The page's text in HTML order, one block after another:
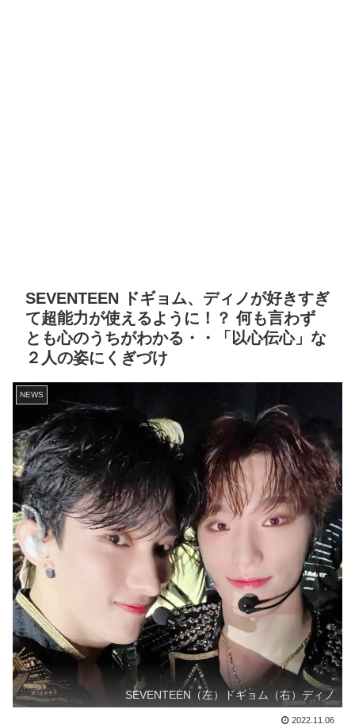
SEVENTEEN ドギョム、ディノが好きすぎ
て超能力が使えるように！？ 何も言わず
とも心のうちがわかる・・「以心伝心」な
２人の姿にくぎづけ
NEWS
SEVENTEEN（左）ドギョム（右）ディノ
2022.11.06